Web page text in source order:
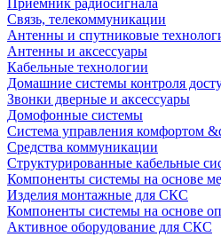
Приемник радиосигнала
Связь, телекоммуникации
Антенны и спутниковые
Антенны и аксессуары
Кабельные технологии
Домашние системы контроля
Звонки дверные и аксессуары
Домофонные системы
Система управления комфортом
Средства коммуникации
Структурированные кабельные
Компоненты системы на основе
Изделия монтажные для СКС
Компоненты системы на основе
Активное оборудование для СКС